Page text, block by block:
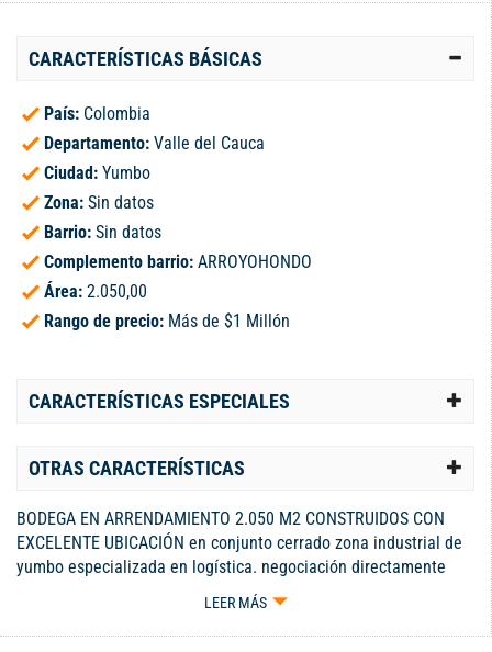
CARACTERÍSTICAS BÁSICAS
País: Colombia
Departamento: Valle del Cauca
Ciudad: Yumbo
Zona: Sin datos
Barrio: Sin datos
Complemento barrio: ARROYOHONDO
Área: 2.050,00
Rango de precio: Más de $1 Millón
CARACTERÍSTICAS ESPECIALES
OTRAS CARACTERÍSTICAS
BODEGA EN ARRENDAMIENTO 2.050 M2 CONSTRUIDOS CON
EXCELENTE UBICACIÓN en conjunto cerrado zona industrial de
yumbo especializada en logística. negociación directamente
con PROPIETARIO altos estándares de calidad, primer nivel área
parqueaderos , dimensiones de bodega 25 mts. de largo por 81
LEER MÁS